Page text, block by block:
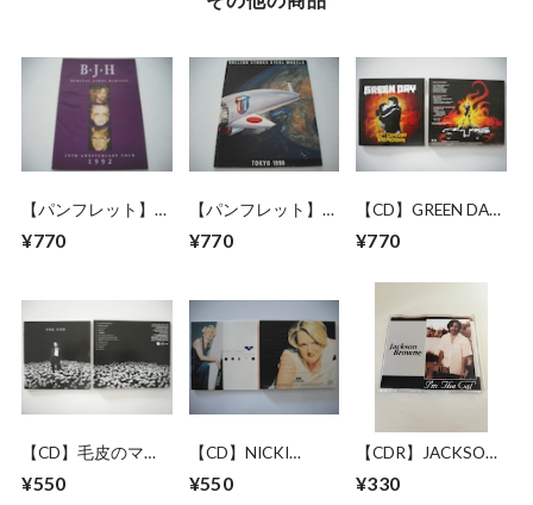
【パンフレット】
BARCLAY JAMES
HARVEST / 25TH
¥770
【パンフレット】
ROLLING STONES /
STEEL WHEELS
¥770
【CD】GREEN DAY
/ 21ST CENTURY
BREAKDOWN
¥770
【CD】毛皮のマリ
ーズ / ジ・エンド
¥550
【CD】NICKI
FRENCH / TOTAL
ECLIPSE OF THE
¥550
【CDR】JACKSON
BROWNE / I'M THE
CAT
¥330